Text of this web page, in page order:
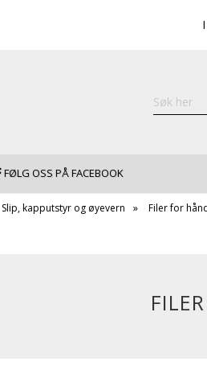
FØLG OSS PÅ FACEBOOK
Slip, kapputstyr og øyevern Filer for